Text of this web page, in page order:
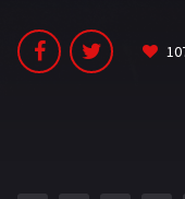
Înregistrează-te